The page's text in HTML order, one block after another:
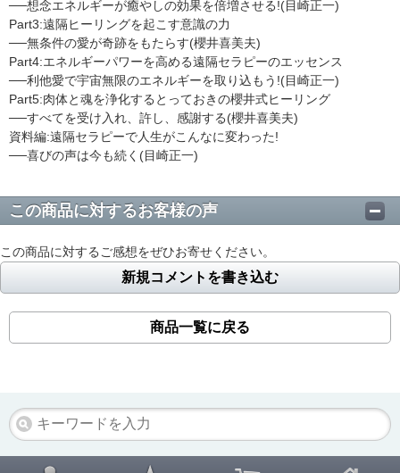
──想念エネルギーが癒やしの効果を倍増させる!(目崎正一)
Part3:遠隔ヒーリングを起こす意識の力
──無条件の愛が奇跡をもたらす(櫻井喜美夫)
Part4:エネルギーパワーを高める遠隔セラピーのエッセンス
──利他愛で宇宙無限のエネルギーを取り込もう!(目崎正一)
Part5:肉体と魂を浄化するとっておきの櫻井式ヒーリング
──すべてを受け入れ、許し、感謝する(櫻井喜美夫)
資料編:遠隔セラピーで人生がこんなに変わった!
──喜びの声は今も続く(目崎正一)
この商品に対するお客様の声
この商品に対するご感想をぜひお寄せください。
新規コメントを書き込む
商品一覧に戻る